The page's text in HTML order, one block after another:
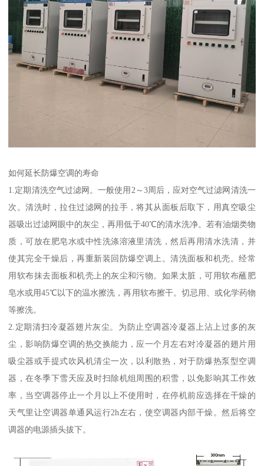
如何延长防爆空调的寿命
1.定期清洗空气过滤网。一般使用2～3周后，应对空气过滤网清洗一
次。清洗时，拉住过滤网的拉手，将其从面板后取下，用真空吸尘
器吸出过滤网眼中的灰尘，再用低于40℃的清水洗净。若有油烟类物
质，可放在肥皂水或中性洗涤溶液里清洗，然后再用清水洗清，并
使其完全干燥后，再重新装回防爆空调上。清洗面板和机壳。经常
用软布抹去面板和机壳上的灰尘和污物。如果太脏，可用软布蘸肥
皂水或用45℃以下的温水擦洗，再用软布擦干。切忌用、或化学药物
等擦洗。
2.定期清扫冷凝器翅片灰尘。为防止空调器冷凝器上沾上过多的灰
尘，影响防爆空调的热交换能力，应一个月左右对冷凝器的翅片用
吸尘器或手提式吹风机清尘一次，以利散热，对于防爆热泵型空调
器，在冬季下雪天应及时扫除机组周围的积雪，以免影响其工作效
率，当空调器停止一个月以上不使用时，在停机前应选择在干燥的
天气里让空调器单通风运行2h左右，使空调器内部干燥。然后将空
调器的电源插头拔下。